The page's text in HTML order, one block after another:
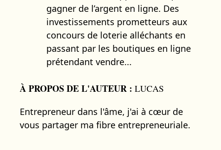
gagner de l’argent en ligne. Des
investissements prometteurs aux
concours de loterie alléchants en
passant par les boutiques en ligne
prétendant vendre...
À PROPOS DE L'AUTEUR : LUCAS
Entrepreneur dans l'âme, j'ai à cœur de
vous partager ma fibre entrepreneuriale.